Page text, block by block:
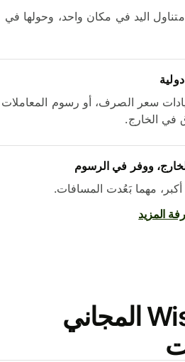
اليد في مكان واحد، وحولها في
سعر الصرف، أو رسوم المعاملات
الخارج.
ووفر في الرسوم
مهما بَعُدت المسافات.
المزيد
نزّل تطبيق Wise المجاني